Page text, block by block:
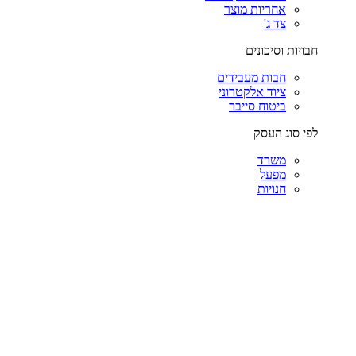
אחריות מוצר
צד ג'
חבויות וסיכונים
חבות מעבידים
ציוד אלקטרוני
ביטוח סייבר
לפי סוג העסק
משרד
מפעל
חנויות